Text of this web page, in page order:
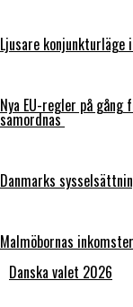
Ljusare konjunkturläge
Nya EU-regler på
samordnas
Danmarks
Malmöbornas
Danska valet 2026